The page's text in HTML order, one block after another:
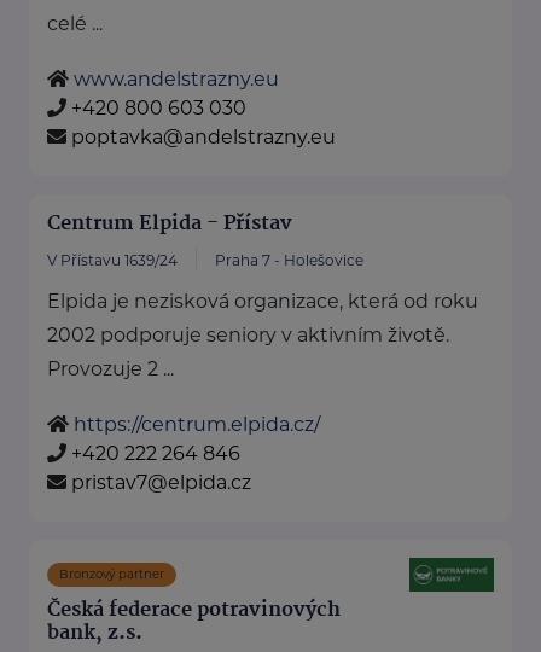
celé ...
www.andelstrazny.eu
+420 800 603 030
poptavka@andelstrazny.eu
Centrum Elpida - Přístav
V Přístavu 1639/24 Praha 7 - Holešovice
Elpida je nezisková organizace, která od roku
2002 podporuje seniory v aktivním životě.
Provozuje 2 ...
https://centrum.elpida.cz/
+420 222 264 846
pristav7@elpida.cz
Bronzový partner
Česká federace potravinových
bank, z.s.